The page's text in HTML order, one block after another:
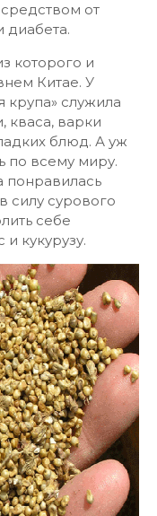
от
диабета.
которого и
Китае. У
крупа» служила
кваса, варки
блюд. А уж
по всему миру.
понравилась
силу сурового
себе
кукурузу.